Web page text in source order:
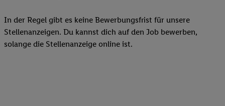
In der Regel gibt es keine Bewerbungsfrist für unsere
Stellenanzeigen. Du kannst dich auf den Job bewerben,
solange die Stellenanzeige online ist.